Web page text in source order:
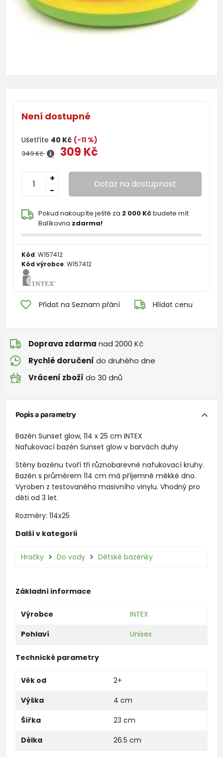
Není dostupné
Ušetříte 40 Kč (-11 %)
349 Kč 309 Kč
-
+ Dotaz na dostupnost
Pokud nakoupíte ještě za 2 000 Kčbudete mít
Balíkovna zdarma!
Kód: W157412
Kód výrobce: W157412
Přidat na Seznam přání Hlídat cenu
Doprava zdarma nad 2000 Kč
Rychlé doručení do druhého dne
Vrácení zboží do 30 dnů
Popis a parametry
Bazén Sunset glow, 114 x 25 cm INTEX
Nafukovací bazén Sunset glow v barvách duhy
Stěny bazénu tvoří tři různobarevné nafukovací kruhy.
Bazén s průměrem 114 cm má příjemně měkké dno.
Vyroben z testovaného masivního vinylu. Vhodný pro
děti od 3 let.
Rozměry: 114x25
Další v kategorii
Hračky Do vody Dětské bazénky
Základní informace
Výrobce
INTEX
Pohlaví
Unisex
Technické parametry
Věk od
2+
Výška
4 cm
Šířka
23 cm
Délka
26.5 cm